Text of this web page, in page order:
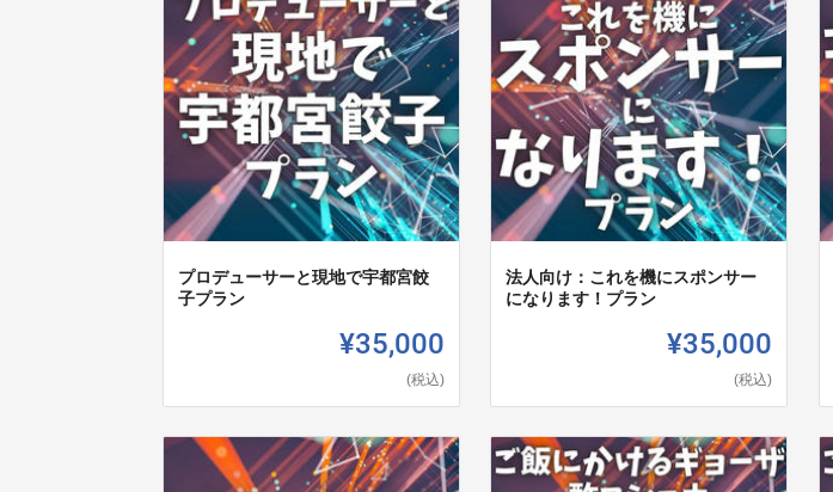
プロデューサーと現地で宇都宮餃
子プラン
¥35,000
(税込)
法人向け：これを機にスポンサー
になります！プラン
¥35,000
(税込)